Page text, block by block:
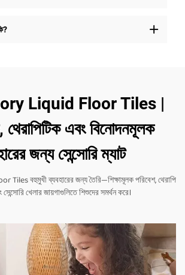
Liquid Floor Tiles |
থেরাপিটিক এবং বিনোদনমূলক
জন্য সেন্সোরি ম্যাট
বহুমুখী ব্যবহারের জন্য তৈরি—শিক্ষামূলক পরিবেশ, থেরাপি
সেন্সোরি খেলার জায়গাগুলিতে শিশুদের সমর্থন করে।